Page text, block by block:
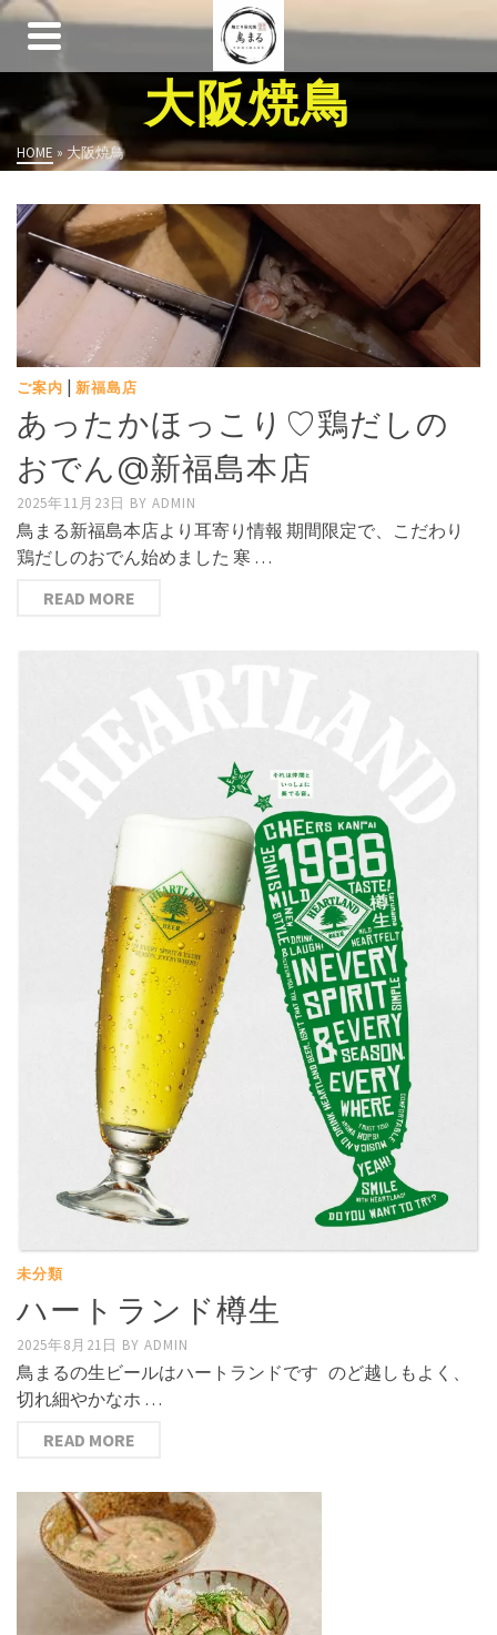
大阪焼鳥
HOME » 大阪焼鳥
ご案内 | 新福島店
あったかほっこり♡鶏だしの
おでん@新福島本店
2025年11月23日 BY ADMIN
鳥まる新福島本店より耳寄り情報 期間限定で、こだわり
鶏だしのおでん始めました 寒 …
READ MORE
未分類
ハートランド樽生
2025年8月21日 BY ADMIN
鳥まるの生ビールはハートランドです のど越しもよく、
切れ細やかなホ …
READ MORE